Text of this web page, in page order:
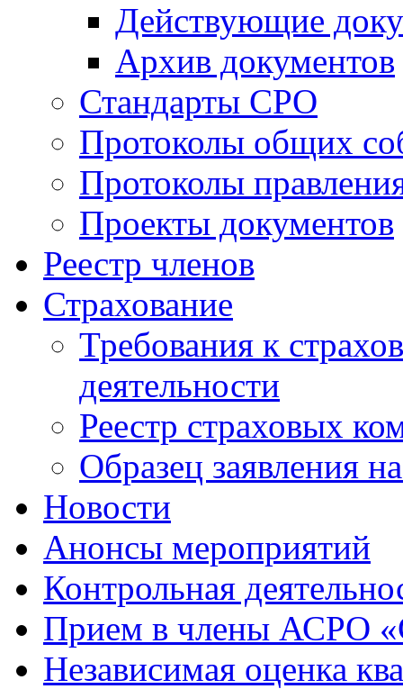
Действующие
Архив документов
Стандарты СРО
Протоколы общих
Протоколы
Проекты документов
Реестр членов
Страхование
Требования к
деятельности
Реестр страховых
Образец заявления
Новости
Анонсы мероприятий
Контрольная
Прием в члены АСРО
Независимая оценка